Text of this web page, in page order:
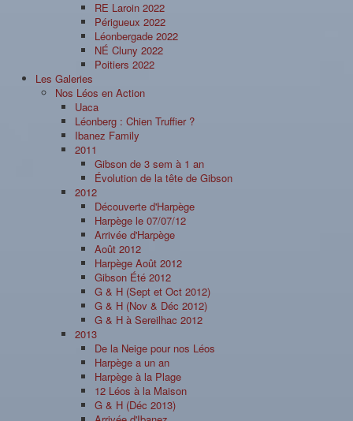
RE Laroin 2022
Périgueux 2022
Léonbergade 2022
NÉ Cluny 2022
Poitiers 2022
Les Galeries
Nos Léos en Action
Uaca
Léonberg : Chien Truffier ?
Ibanez Family
2011
Gibson de 3 sem à 1 an
Évolution de la tête de Gibson
2012
Découverte d'Harpège
Harpège le 07/07/12
Arrivée d'Harpège
Août 2012
Harpège Août 2012
Gibson Été 2012
G & H (Sept et Oct 2012)
G & H (Nov & Déc 2012)
G & H à Sereilhac 2012
2013
De la Neige pour nos Léos
Harpège a un an
Harpège à la Plage
12 Léos à la Maison
G & H (Déc 2013)